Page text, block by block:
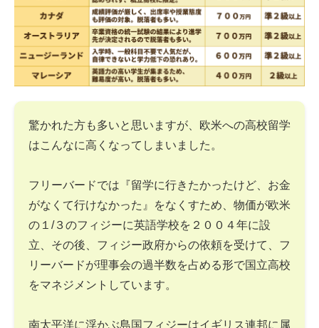
驚かれた方も多いと思いますが、欧米への高校留学
はこんなに高くなってしまいました。
フリーバードでは『留学に行きたかったけど、お金
がなくて行けなかった』をなくすため、物価が欧米
の１/３のフィジーに英語学校を２００４年に設
立、その後、フィジー政府からの依頼を受けて、フ
リーバードが理事会の過半数を占める形で国立高校
をマネジメントしています。
南太平洋に浮かぶ島国フィジーはイギリス連邦に属